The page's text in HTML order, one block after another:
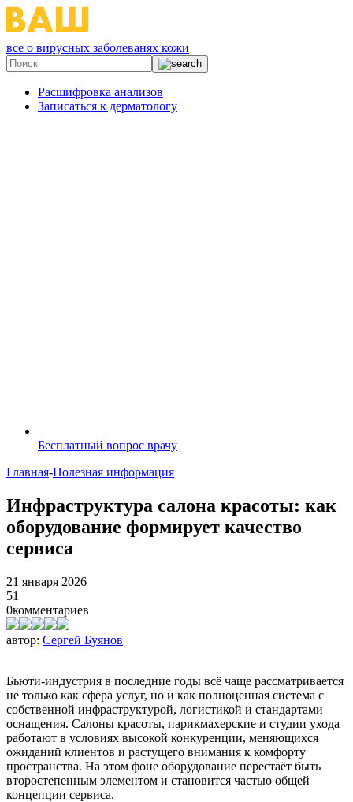
все о вирусных заболеванях кожи
Расшифровка анализов
Записаться к дерматологу
Бесплатный вопрос врачу
Главная-Полезная информация
Инфраструктура салона красоты: как
оборудование формирует качество
сервиса
21 января 2026
51
0комментариев
автор: Сергей Буянов
Бьюти-индустрия в последние годы всё чаще рассматривается
не только как сфера услуг, но и как полноценная система с
собственной инфраструктурой, логистикой и стандартами
оснащения. Салоны красоты, парикмахерские и студии ухода
работают в условиях высокой конкуренции, меняющихся
ожиданий клиентов и растущего внимания к комфорту
пространства. На этом фоне оборудование перестаёт быть
второстепенным элементом и становится частью общей
концепции сервиса.